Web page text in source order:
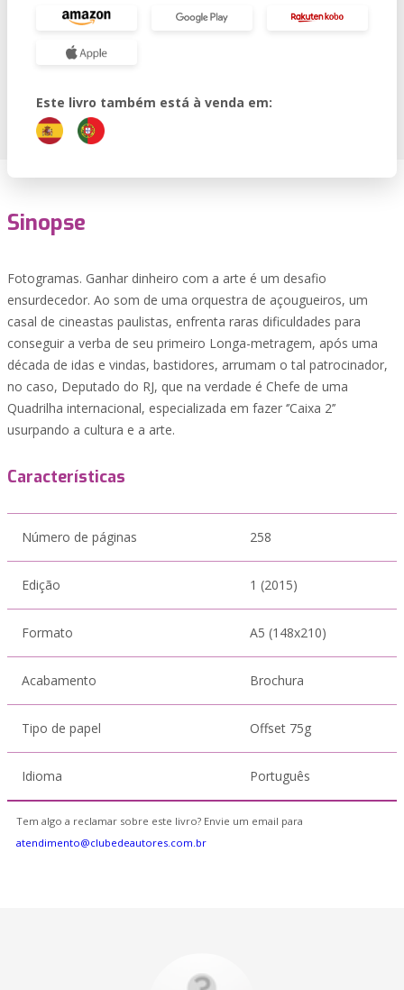
Este livro também está à venda em:
Sinopse
Fotogramas. Ganhar dinheiro com a arte é um desafio
ensurdecedor. Ao som de uma orquestra de açougueiros, um
casal de cineastas paulistas, enfrenta raras dificuldades para
conseguir a verba de seu primeiro Longa-metragem, após uma
década de idas e vindas, bastidores, arrumam o tal patrocinador,
no caso, Deputado do RJ, que na verdade é Chefe de uma
Quadrilha internacional, especializada em fazer ‘’Caixa 2’’
usurpando a cultura e a arte.
Características
Número de páginas 258
Edição 1 (2015)
Formato A5 (148x210)
Acabamento Brochura
Tipo de papel Offset 75g
Idioma Português
Tem algo a reclamar sobre este livro? Envie um email para
atendimento@clubedeautores.com.br